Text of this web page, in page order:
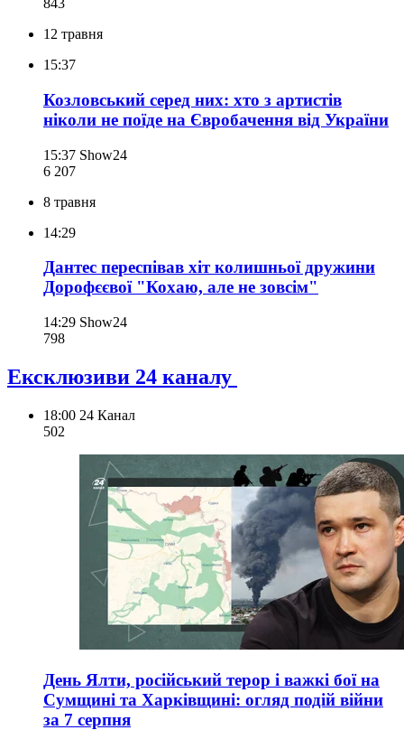
843
12 травня
15:37
Козловський серед них: хто з артистів
ніколи не поїде на Євробачення від України
15:37 Show24
6 207
8 травня
14:29
Дантес переспівав хіт колишньої дружини
Дорофєєвої "Кохаю, але не зовсім"
14:29 Show24
798
Ексклюзиви 24 каналу
18:00 24 Канал
502
День Ялти, російський терор і важкі бої на
Сумщині та Харківщині: огляд подій війни
за 7 серпня